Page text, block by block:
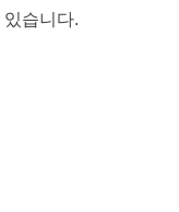
습니다.